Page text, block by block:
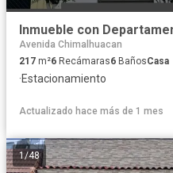
Avenida Chimalhuacan
217 m²6 Recámaras6 BañosCasa
·Estacionamiento
Actualizado hace más de 1 mes
1/48